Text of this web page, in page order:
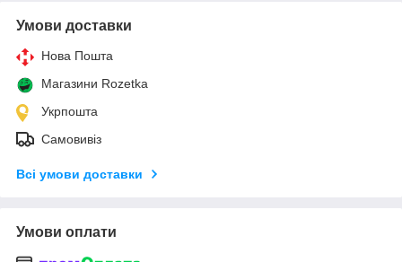
Умови доставки
Нова Пошта
Магазини Rozetka
Укрпошта
Самовивіз
Всі умови доставки
Умови оплати